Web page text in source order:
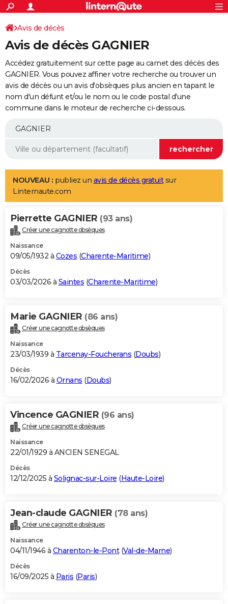
ACTUALITÉS
Politique
Société
Faits Divers
Education
Monde
Villes
+
SPORT
Coupe du monde 2026
Football
Tennis
Cyclisme
Rugby
Forum
Programme TV
TNT
Streaming
Cinéma
Sorties cinéma
Musique
+
FINANCE
Retraite
Epargne
Immobilier
Risques naturels par ville
Banque
Assurance
AUTO
Essais
Réserver un essai
Citadines
Berlines
SUV
Forum auto
+
Mobiles
Meilleur smartphone
Internet
Ordinateurs
Jeux vidéo
Guide high-tech
Aménagement intérieur
LIFESTYLE
Art de vivre
Bien-être
Loisirs
Mode
Modes de vie
Alimentation
Guide de la santé
Maladies
Médicaments
Sommeil
VOYAGE
Destinations
City break
Voyage nature
Voyage de noces
Forum
Climat
+PHOTO
GUIDES D'ACHAT
BONS PLANS
Carte de Noël
Carte Bonne année
Carte Saint-Valentin
Carte Pâques
Carte d'anniversaire
DICTIONNAIRE
Dictionnaire
Biographies
Citations
Expressions
Proverbes
PROGRAMME TV
S'inscrire
Se connecter
Lycées
Collèges
Primaires
Universités
Entreprises
Service militaire
Avis de recherche
AVIS DE DÉCÈS
Bricolage
Lifestyle
Culture
Sport
Auto
Television
Voyage
Cinema
Avis de décès
Avis de décès GAGNIER
Accédez gratuitement sur cette page au carnet des décès des
GAGNIER. Vous pouvez affiner votre recherche ou trouver un
avis de décès ou un avis d'obsèques plus ancien en tapant le
nom d'un défunt et/ou le nom ou le code postal d'une
commune dans le moteur de recherche ci-dessous.
NOUVEAU : publiez un avis de décès gratuitsur
Linternaute.com
Pierrette GAGNIER (93 ans)
Créer une cagnotte obsèques
Naissance
09/05/1932 à Cozes (Charente-Maritime)
Décès
03/03/2026 à Saintes (Charente-Maritime)
Marie GAGNIER (86 ans)
Créer une cagnotte obsèques
Naissance
23/03/1939 à Tarcenay-Foucherans (Doubs)
Décès
16/02/2026 à Ornans (Doubs)
Vincence GAGNIER (96 ans)
Créer une cagnotte obsèques
Naissance
22/01/1929 à ANCIEN SENEGAL
Décès
12/12/2025 à Solignac-sur-Loire (Haute-Loire)
Jean-claude GAGNIER (78 ans)
Créer une cagnotte obsèques
Naissance
04/11/1946 à Charenton-le-Pont(Val-de-Marne)
Décès
16/09/2025 à Paris (Paris)